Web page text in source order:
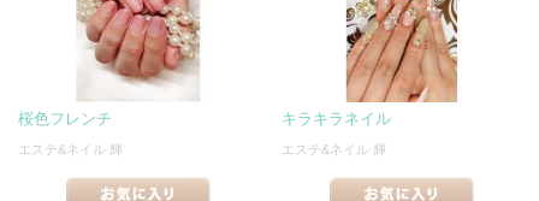
桜色フレンチ
エステ&ネイル 輝
キラキラネイル
エステ&ネイル 輝